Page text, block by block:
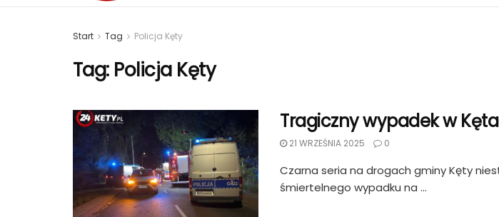
Start Tag Policja Kęty
Tag: Policja Kęty
Tragiczny wypadek w
21 WRZEŚNIA 2025 0
Czarna seria na drogach gminy Kęty
śmiertelnego wypadku na ...